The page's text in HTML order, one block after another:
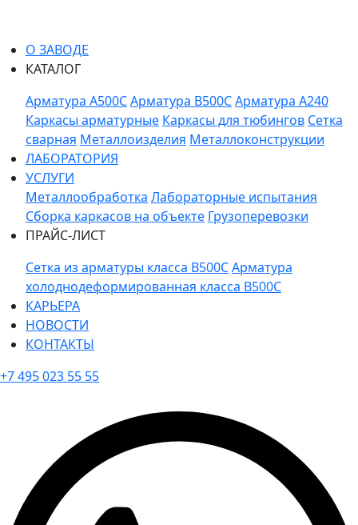
О ЗАВОДЕ
КАТАЛОГ
Арматура A500CАрматура B500CАрматура A240
Каркасы арматурные Каркасы для тюбингов Сетка
сварная Металлоизделия Металлоконструкции
ЛАБОРАТОРИЯ
УСЛУГИ
Металлообработка Лабораторные испытания
Сборка каркасов на объекте Грузоперевозки
ПРАЙС-ЛИСТ
Сетка из арматуры класса В500САрматура
холоднодеформированная класса В500С
КАРЬЕРА
НОВОСТИ
КОНТАКТЫ
+7 495 023 55 55